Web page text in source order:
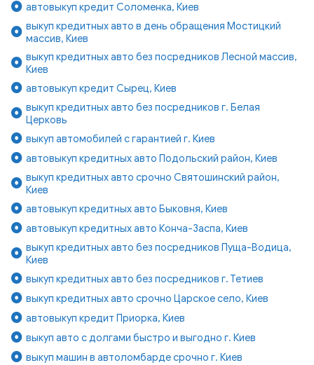
автовыкуп кредит Соломенка, Киев
выкуп кредитных авто в день обращения Мостицкий
массив, Киев
выкуп кредитных авто без посредников Лесной массив,
Киев
автовыкуп кредит Сырец, Киев
выкуп кредитных авто без посредников г. Белая
Церковь
выкуп автомобилей с гарантией г. Киев
автовыкуп кредитных авто Подольский район, Киев
выкуп кредитных авто срочно Святошинский район,
Киев
автовыкуп кредитных авто Быковня, Киев
автовыкуп кредитных авто Конча-Заспа, Киев
выкуп кредитных авто без посредников Пуща-Водица,
Киев
выкуп кредитных авто без посредников г. Тетиев
выкуп кредитных авто срочно Царское село, Киев
автовыкуп кредит Приорка, Киев
выкуп авто с долгами быстро и выгодно г. Киев
выкуп машин в автоломбарде срочно г. Киев